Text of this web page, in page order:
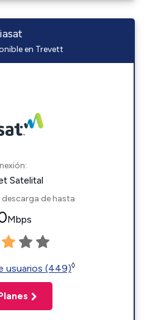
en Trevett
Satelital
de hasta
Mbps
usuarios (449)◊